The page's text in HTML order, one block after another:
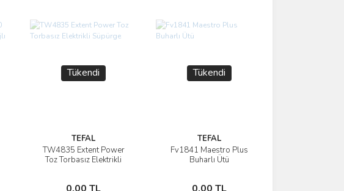
Tükendi
TEFAL
TW4835 Extent Power
Toz Torbasız Elektrikli
İncele
Stokta Yok
Tükendi
TEFAL
Fv1841 Maestro Plus
Buharlı Ütü
İncele
Stokta Yok